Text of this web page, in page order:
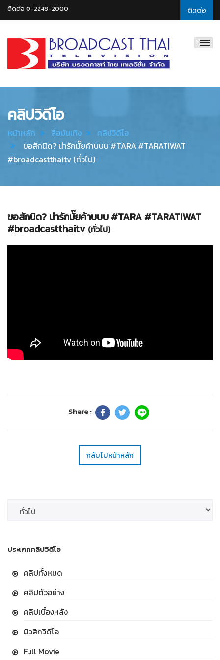
ติดต่อ
ติดต่อ 0-2248-2000
Thai
คลิปวิดีโอ
หน้าหลัก สื่อบันเทิง
คลิปวิดีโอ
ขอสักนิด? น่ารักมั๊ยค้าบบบ #TARA #TARATIWAT
#broadcastthaitv (ทั่วไป)
ขอสักนิด? น่ารักมั๊ยค้าบบบ #TARA #TARATIWAT
#broadcastthaitv (ทั่วไป)
Share :
กลับไปหน้าหลัก
ประเภทคลิปวิดีโอ
คลิปทั้งหมด
คลิปตัวอย่าง
คลิปเบื้องหลัง
มิวสิควิดีโอ
Full Movie